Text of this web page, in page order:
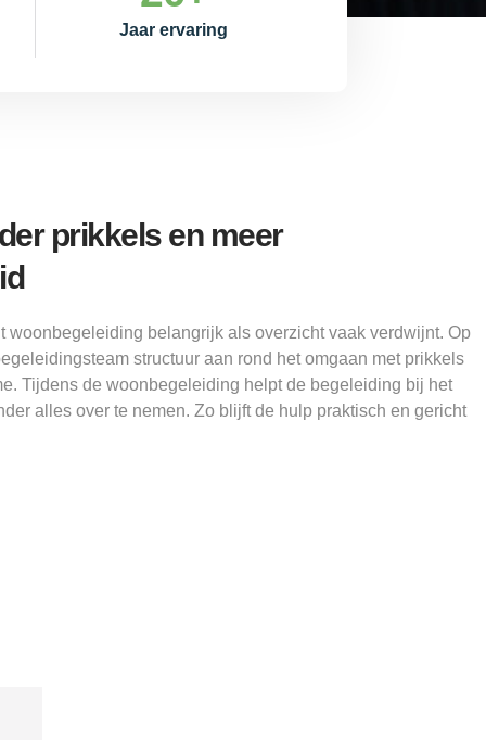
Jaar ervaring
prikkels en meer
woonbegeleiding belangrijk als overzicht vaak verdwijnt. Op
structuur aan rond het omgaan met prikkels
Tijdens de woonbegeleiding helpt de begeleiding bij het
alles over te nemen. Zo blijft de hulp praktisch en gericht